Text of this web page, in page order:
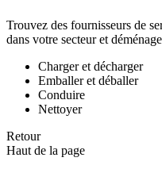
Trouvez des fournisseurs de
dans votre secteur et
Charger et décharger
Emballer et déballer
Conduire
Nettoyer
Retour
Haut de la page